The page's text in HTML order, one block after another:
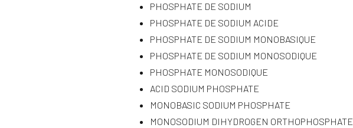
PHOSPHATE DE SODIUM
PHOSPHATE DE SODIUM ACIDE
PHOSPHATE DE SODIUM MONOBASIQUE
PHOSPHATE DE SODIUM MONOSODIQUE
PHOSPHATE MONOSODIQUE
ACID SODIUM PHOSPHATE
MONOBASIC SODIUM PHOSPHATE
MONOSODIUM DIHYDROGEN ORTHOPHOSPHATE